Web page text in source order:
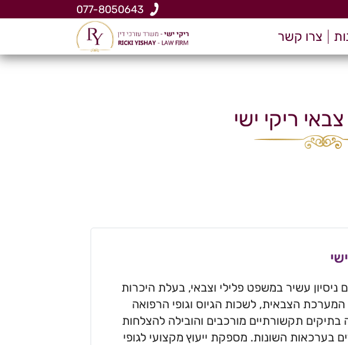
077-8050643
צרו קשר
ריקי ישי
ניסיון עשיר במשפט פלילי וצבאי, בעלת היכרות
הצבאית, לשכות הגיוס וגופי הרפואה
בתיקים תקשורתיים מורכבים והובילה להצלחות
בערכאות השונות. מספקת ייעוץ מקצועי לגופי